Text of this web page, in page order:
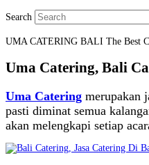
Search
UMA CATERING BALI The Best
Uma Catering, Bali
Uma Catering merupakan
pasti diminat semua
akan melengkapi setiap